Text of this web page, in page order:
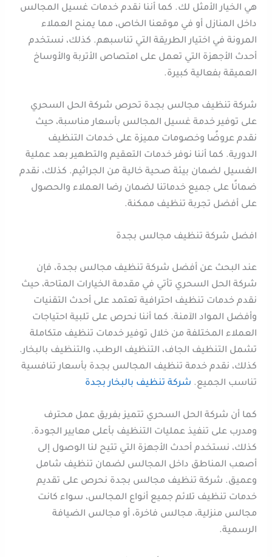
هي الخيار الأمثل لك. كما أننا نقدم خدمات غسيل المجالس
داخل المنازل أو في موقعنا الخاص، مما يمنح العملاء
المرونة في اختيار الطريقة التي تناسبهم. كذلك، نستخدم
أحدث الأجهزة التي تعمل على امتصاص الأتربة والأوساخ
العميقة بفعالية كبيرة.
شركة تنظيف مجالس بجدة تحرص شركة الحل السحري
على توفير خدمة غسيل المجالس بأسعار مناسبة، حيث
نقدم عروضًا وخصومات مميزة على خدمات التنظيف
الدورية. كما أننا نوفر خدمات التعقيم والتطهير بعد عملية
الغسيل لضمان بيئة صحية خالية من الجراثيم. كذلك، نقدم
ضمانًا على جميع خدماتنا لضمان رضا العملاء والحصول
على أفضل تجربة تنظيف ممكنة.
افضل شركة تنظيف مجالس بجدة
عند البحث عن أفضل شركة تنظيف مجالس بجدة، فإن
شركة الحل السحري تأتي في مقدمة الخيارات المتاحة، حيث
نقدم خدمات تنظيف احترافية تعتمد على أحدث التقنيات
وأفضل المواد الآمنة. كما أننا نحرص على تلبية احتياجات
العملاء المختلفة من خلال توفير خدمات تنظيف متكاملة
تشمل التنظيف الجاف، التنظيف الرطب، والتنظيف بالبخار.
كذلك، نقدم خدمة تنظيف المجالس بجدة بأسعار تنافسية
تناسب الجميع. شركة تنظيف بالبخار بجدة
كما أن شركة الحل السحري تتميز بفريق عمل محترف
ومدرب على تنفيذ عمليات التنظيف بأعلى معايير الجودة.
كذلك، نستخدم أحدث الأجهزة التي تتيح لنا الوصول إلى
أصعب المناطق داخل المجالس لضمان تنظيف شامل
وعميق. شركة تنظيف مجالس بجدة نحرص على تقديم
خدمات تنظيف تلائم جميع أنواع المجالس، سواء كانت
مجالس منزلية، مجالس فاخرة، أو مجالس الضيافة
الرسمية.